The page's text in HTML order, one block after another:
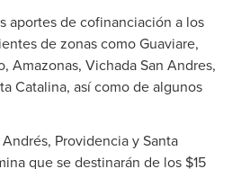
aportes de cofinanciación a los
de zonas como Guaviare,
Amazonas, Vichada San Andres,
Catalina, así como de algunos
Andrés, Providencia y Santa
que se destinarán de los $15